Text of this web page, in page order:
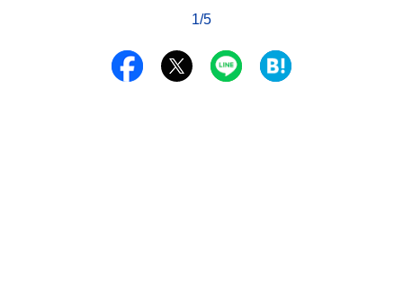
1/5